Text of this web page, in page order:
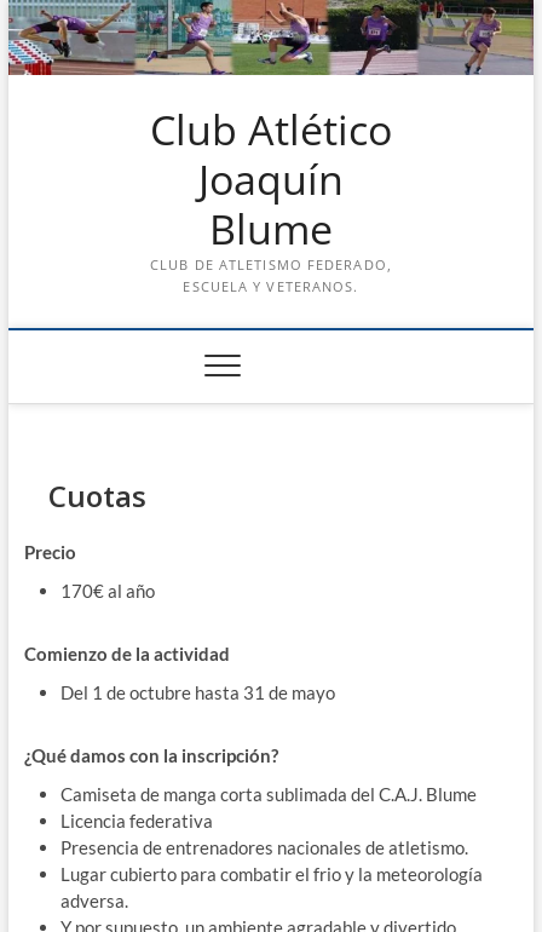
Saltar
al
contenido
Club Atlético
Joaquín
Blume
CLUB DE ATLETISMO FEDERADO,
ESCUELA Y VETERANOS.
Cuotas
Precio
170€ al año
Comienzo de la actividad
Del 1 de octubre hasta 31 de mayo
¿Qué damos con la inscripción?
Camiseta de manga corta sublimada del C.A.J. Blume
Licencia federativa
Presencia de entrenadores nacionales de atletismo.
Lugar cubierto para combatir el frio y la meteorología
adversa.
Y por supuesto, un ambiente agradable y divertido